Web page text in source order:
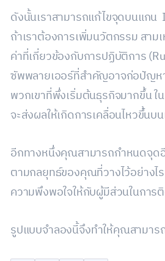
ดังนั้นเราสามารถแก้ไขจุดบนแกน
ถ้าเราต้องการเพิ่มนวัตกรรม สาม
ค่าที่เกี่ยวข้องกับการปฏิบัติการ
ซัพพลายเออร์ที่สำคัญอาจก่อปัญห
พวกเขาที่พึ่งเริ่มต้นธุรกิจมากขึ้น
จะส่งผลให้เกิดการเคลื่อนไหวขึ้น
อีกทางหนึ่งคุณสามารถกำหนดจุด
ตามกลยุทธ์ของคุณที่วางไว้อย่างไ
ความพึงพอใจให้กับผู้มีส่วนในกา
รูปแบบจำลองนี้จึงทำให้คุณสามา